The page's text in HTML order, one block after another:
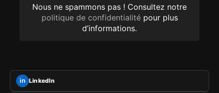
Nous ne spammons pas ! Consultez notre
politique de confidentialitépour plus
d’informations.
in LinkedIn